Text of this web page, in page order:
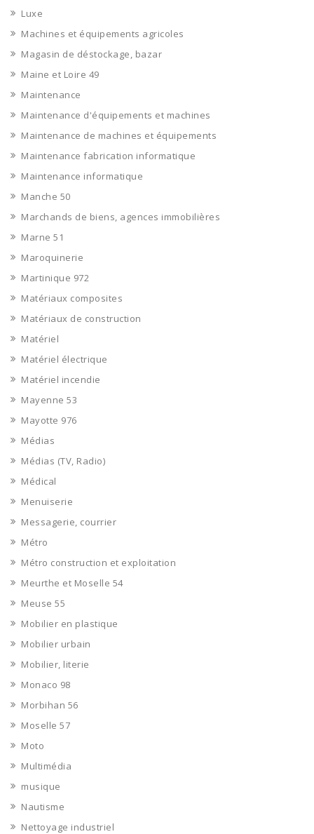
Luxe
Machines et équipements agricoles
Magasin de déstockage, bazar
Maine et Loire 49
Maintenance
Maintenance d'équipements et machines
Maintenance de machines et équipements
Maintenance fabrication informatique
Maintenance informatique
Manche 50
Marchands de biens, agences immobilières
Marne 51
Maroquinerie
Martinique 972
Matériaux composites
Matériaux de construction
Matériel
Matériel électrique
Matériel incendie
Mayenne 53
Mayotte 976
Médias
Médias (TV, Radio)
Médical
Menuiserie
Messagerie, courrier
Métro
Métro construction et exploitation
Meurthe et Moselle 54
Meuse 55
Mobilier en plastique
Mobilier urbain
Mobilier, literie
Monaco 98
Morbihan 56
Moselle 57
Moto
Multimédia
musique
Nautisme
Nettoyage industriel